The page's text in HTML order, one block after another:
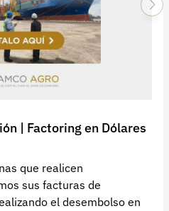
| Factoring en Dólares
que realicen
sus facturas de
el desembolso en